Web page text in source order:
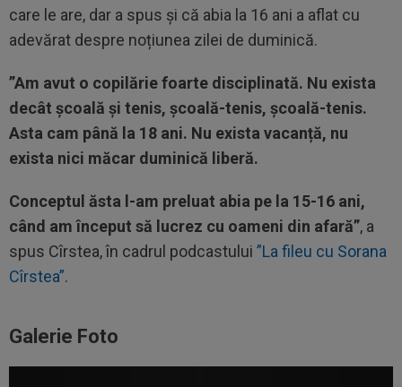
care le are, dar a spus și că abia la 16 ani a aflat cu
adevărat despre noțiunea zilei de duminică.
”Am avut o copilărie foarte disciplinată. Nu exista
decât școală și tenis, școală-tenis, școală-tenis.
Asta cam până la 18 ani. Nu exista vacanță, nu
exista nici măcar duminică liberă.
Conceptul ăsta l-am preluat abia pe la 15-16 ani,
când am început să lucrez cu oameni din afară”, a
spus Cîrstea, în cadrul podcastului ”La fileu cu Sorana
Cîrstea”.
Galerie Foto